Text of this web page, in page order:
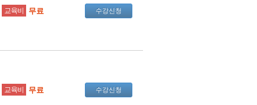
교육비 무료 수강신청
교육비 무료 수강신청